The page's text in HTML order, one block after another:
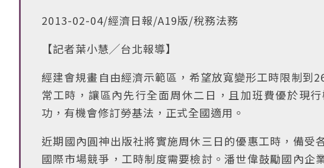
2013-02-04/經濟日報/A19版/稅務法務
【記者葉小慧╱台北報導】
經建會規畫自由經濟示範區，希望放寬變形工時限制到
常工時，讓區內先行全面周休二日，且加班費優於現
功，有機會修訂勞基法，正式全國適用。
近期國內圓神出版社將實施周休三日的優惠工時，備受
國際市場競爭，工時制度需要檢討。潘世偉鼓勵國內企